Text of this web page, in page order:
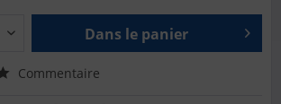
Dans le panier
Commentaire